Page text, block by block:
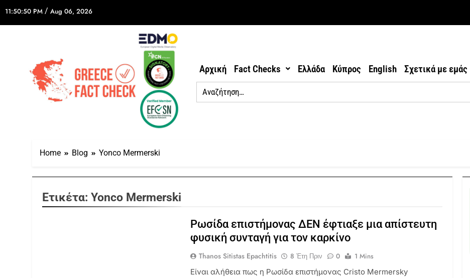
11:50:50 PM / Aug 06, 2026
Αρχική Fact Checks Ελλάδα Κύπρος English Σχετικά με εμάς
Home Blog Yonco Mermerski
Ετικέτα: Yonco Mermerski
Ρωσίδα επιστήμονας ΔΕΝ έφτιαξε μια απίστευτη
φυσική συνταγή για τον καρκίνο
Thanos Sitistas Epachtitis 8 Έτη Πριν 0
1 Mins
Είναι αλήθεια πως η Ρωσίδα επιστήμονας Cristo Mermersky